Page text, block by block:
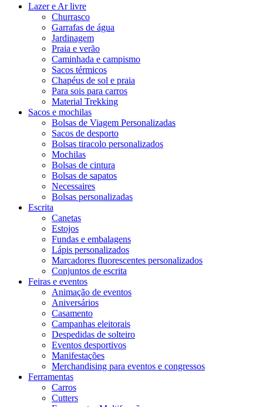
Lazer e Ar livre
Churrasco
Garrafas de água
Jardinagem
Praia e verão
Caminhada e campismo
Sacos térmicos
Chapéus de sol e praia
Para sois para carros
Material Trekking
Sacos e mochilas
Bolsas de Viagem Personalizadas
Sacos de desporto
Bolsas tiracolo personalizados
Mochilas
Bolsas de cintura
Bolsas de sapatos
Necessaires
Bolsas personalizadas
Escrita
Canetas
Estojos
Fundas e embalagens
Lápis personalizados
Marcadores fluorescentes personalizados
Conjuntos de escrita
Feiras e eventos
Animação de eventos
Aniversários
Casamento
Campanhas eleitorais
Despedidas de solteiro
Eventos desportivos
Manifestações
Merchandising para eventos e congressos
Ferramentas
Carros
Cutters